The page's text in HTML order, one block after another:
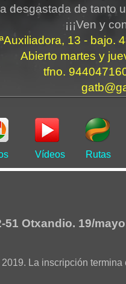
desgastada de tanto
¡¡¡Ven y
13 - bajo.
Abierto martes y
tfno.
Vídeos Rutas
51 Otxandio. 19/mayo
La inscripción termina